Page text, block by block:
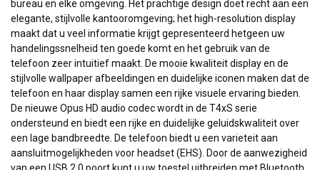
bureau en elke omgeving. Het prachtige design doet recht aan een
elegante, stijlvolle kantooromgeving; het high-resolution display
maakt dat u veel informatie krijgt gepresenteerd hetgeen uw
handelingssnelheid ten goede komt en het gebruik van de
telefoon zeer intuitief maakt. De mooie kwaliteit display en de
stijlvolle wallpaper afbeeldingen en duidelijke iconen maken dat de
telefoon en haar display samen een rijke visuele ervaring bieden.
De nieuwe Opus HD audio codec wordt in de T4xS serie
ondersteund en biedt een rijke en duidelijke geluidskwaliteit over
een lage bandbreedte. De telefoon biedt u een varieteit aan
aansluitmogelijkheden voor headset (EHS). Door de aanwezigheid